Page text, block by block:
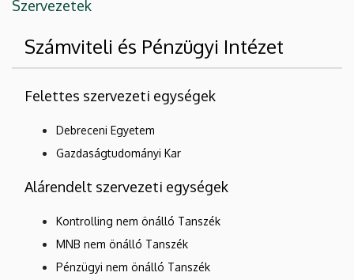
Szervezetek
Számviteli és Pénzügyi Intézet
Felettes szervezeti egységek
Debreceni Egyetem
Gazdaságtudományi Kar
Alárendelt szervezeti egységek
Kontrolling nem önálló Tanszék
MNB nem önálló Tanszék
Pénzügyi nem önálló Tanszék